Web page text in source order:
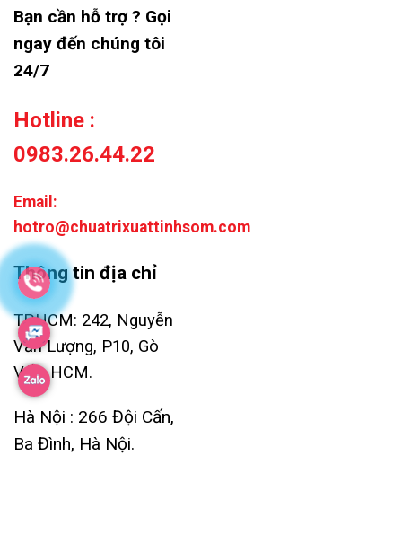
Bạn cần hỗ trợ ? Gọi
ngay đến chúng tôi
24/7
Hotline :
0983.26.44.22
Email:
hotro@chuatrixuattinhsom.com
Thông tin địa chỉ
TP.HCM: 242, Nguyễn
Văn Lượng, P10, Gò
Vấp, HCM.
Hà Nội : 266 Đội Cấn,
Ba Đình, Hà Nội.